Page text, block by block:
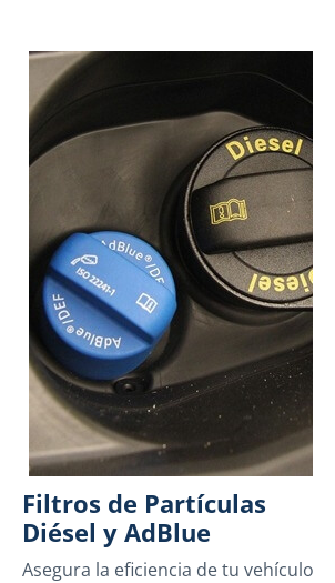
Filtros de Partículas
Diésel y AdBlue
Asegura la eficiencia de tu vehículo